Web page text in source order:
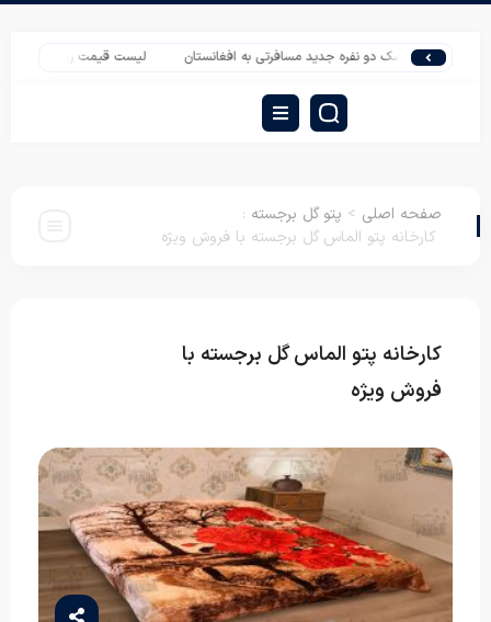
تشک دو نفره جدید مسافرتی به افغانستان لیست قیمت روبالشتی ایرانی با
صفحه اصلی > پتو گل برجسته :
کارخانه پتو الماس گل برجسته با فروش ویژه
کارخانه پتو الماس گل برجسته با
فروش ویژه